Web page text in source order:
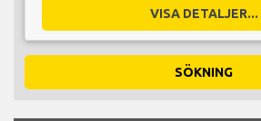
VISA DETALJER...
SÖKNING